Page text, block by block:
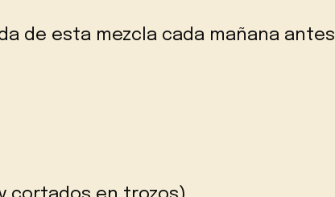
de esta mezcla cada mañana antes